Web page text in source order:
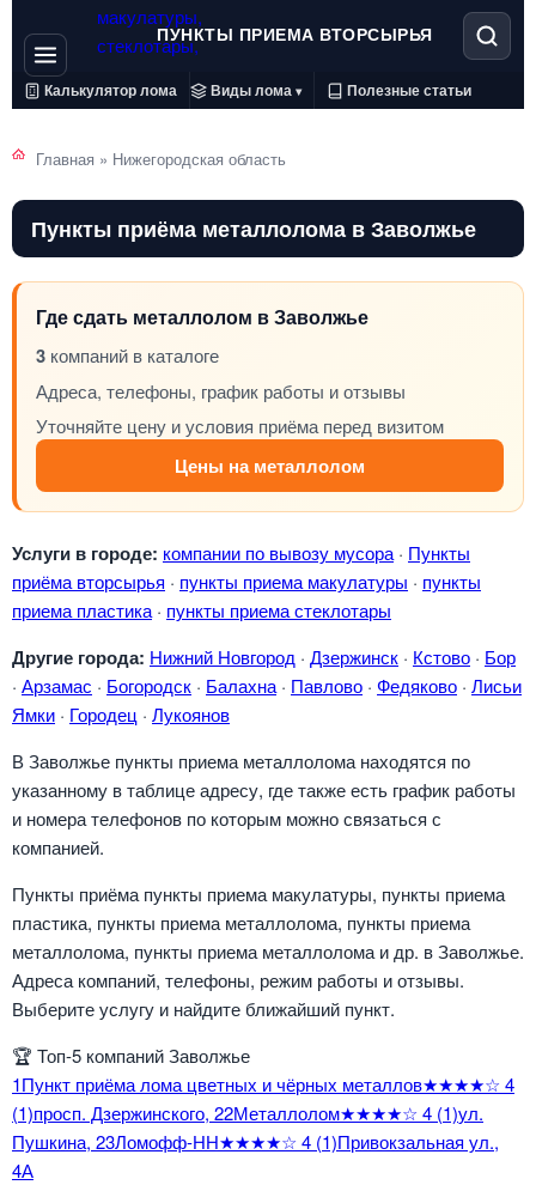
ПУНКТЫ ПРИЕМА ВТОРСЫРЬЯ
Калькулятор лома Виды лома ▾ Полезные статьи
Главная » Нижегородская область
Пункты приёма металлолома в Заволжье
Где сдать металлолом в Заволжье
3 компаний в каталоге
Адреса, телефоны, график работы и отзывы
Уточняйте цену и условия приёма перед визитом
Цены на металлолом
Услуги в городе: компании по вывозу мусора · Пункты
приёма вторсырья · пункты приема макулатуры · пункты
приема пластика · пункты приема стеклотары
Другие города: Нижний Новгород · Дзержинск · Кстово · Бор
· Арзамас · Богородск · Балахна · Павлово · Федяково · Лисьи
Ямки · Городец · Лукоянов
В Заволжье пункты приема металлолома находятся по
указанному в таблице адресу, где также есть график работы
и номера телефонов по которым можно связаться с
компанией.
Пункты приёма пункты приема макулатуры, пункты приема
пластика, пункты приема металлолома, пункты приема
металлолома, пункты приема металлолома и др. в Заволжье.
Адреса компаний, телефоны, режим работы и отзывы.
Выберите услугу и найдите ближайший пункт.
🏆 Топ-5 компаний Заволжье
1Пункт приёма лома цветных и чёрных металлов★★★★☆ 4
(1)просп. Дзержинского, 22Металлолом★★★★☆ 4 (1)ул.
Пушкина, 23Ломофф-НН★★★★☆ 4 (1)Привокзальная ул.,
4А